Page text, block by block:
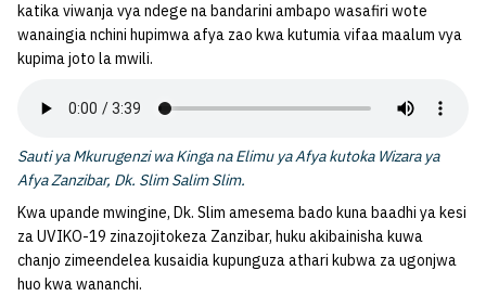
katika viwanja vya ndege na bandarini ambapo wasafiri wote
wanaingia nchini hupimwa afya zao kwa kutumia vifaa maalum vya
kupima joto la mwili.
Sauti ya Mkurugenzi wa Kinga na Elimu ya Afya kutoka Wizara ya
Afya Zanzibar, Dk. Slim Salim Slim.
Kwa upande mwingine, Dk. Slim amesema bado kuna baadhi ya kesi
za UVIKO-19 zinazojitokeza Zanzibar, huku akibainisha kuwa
chanjo zimeendelea kusaidia kupunguza athari kubwa za ugonjwa
huo kwa wananchi.